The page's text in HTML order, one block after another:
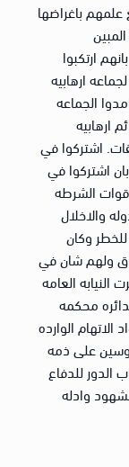
علمهم باغراضها
ارتكبوا
ارهابيه
الجماعه
ارهابيه
اشتركوا في
اشتركوا في
الشرطه
والاخلال
وكان
ولهم شان في
النيابه العامه
محكمه
الوارده
على ذمه
الدور للدفاع
وادله